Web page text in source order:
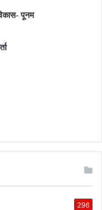
पूनम
296